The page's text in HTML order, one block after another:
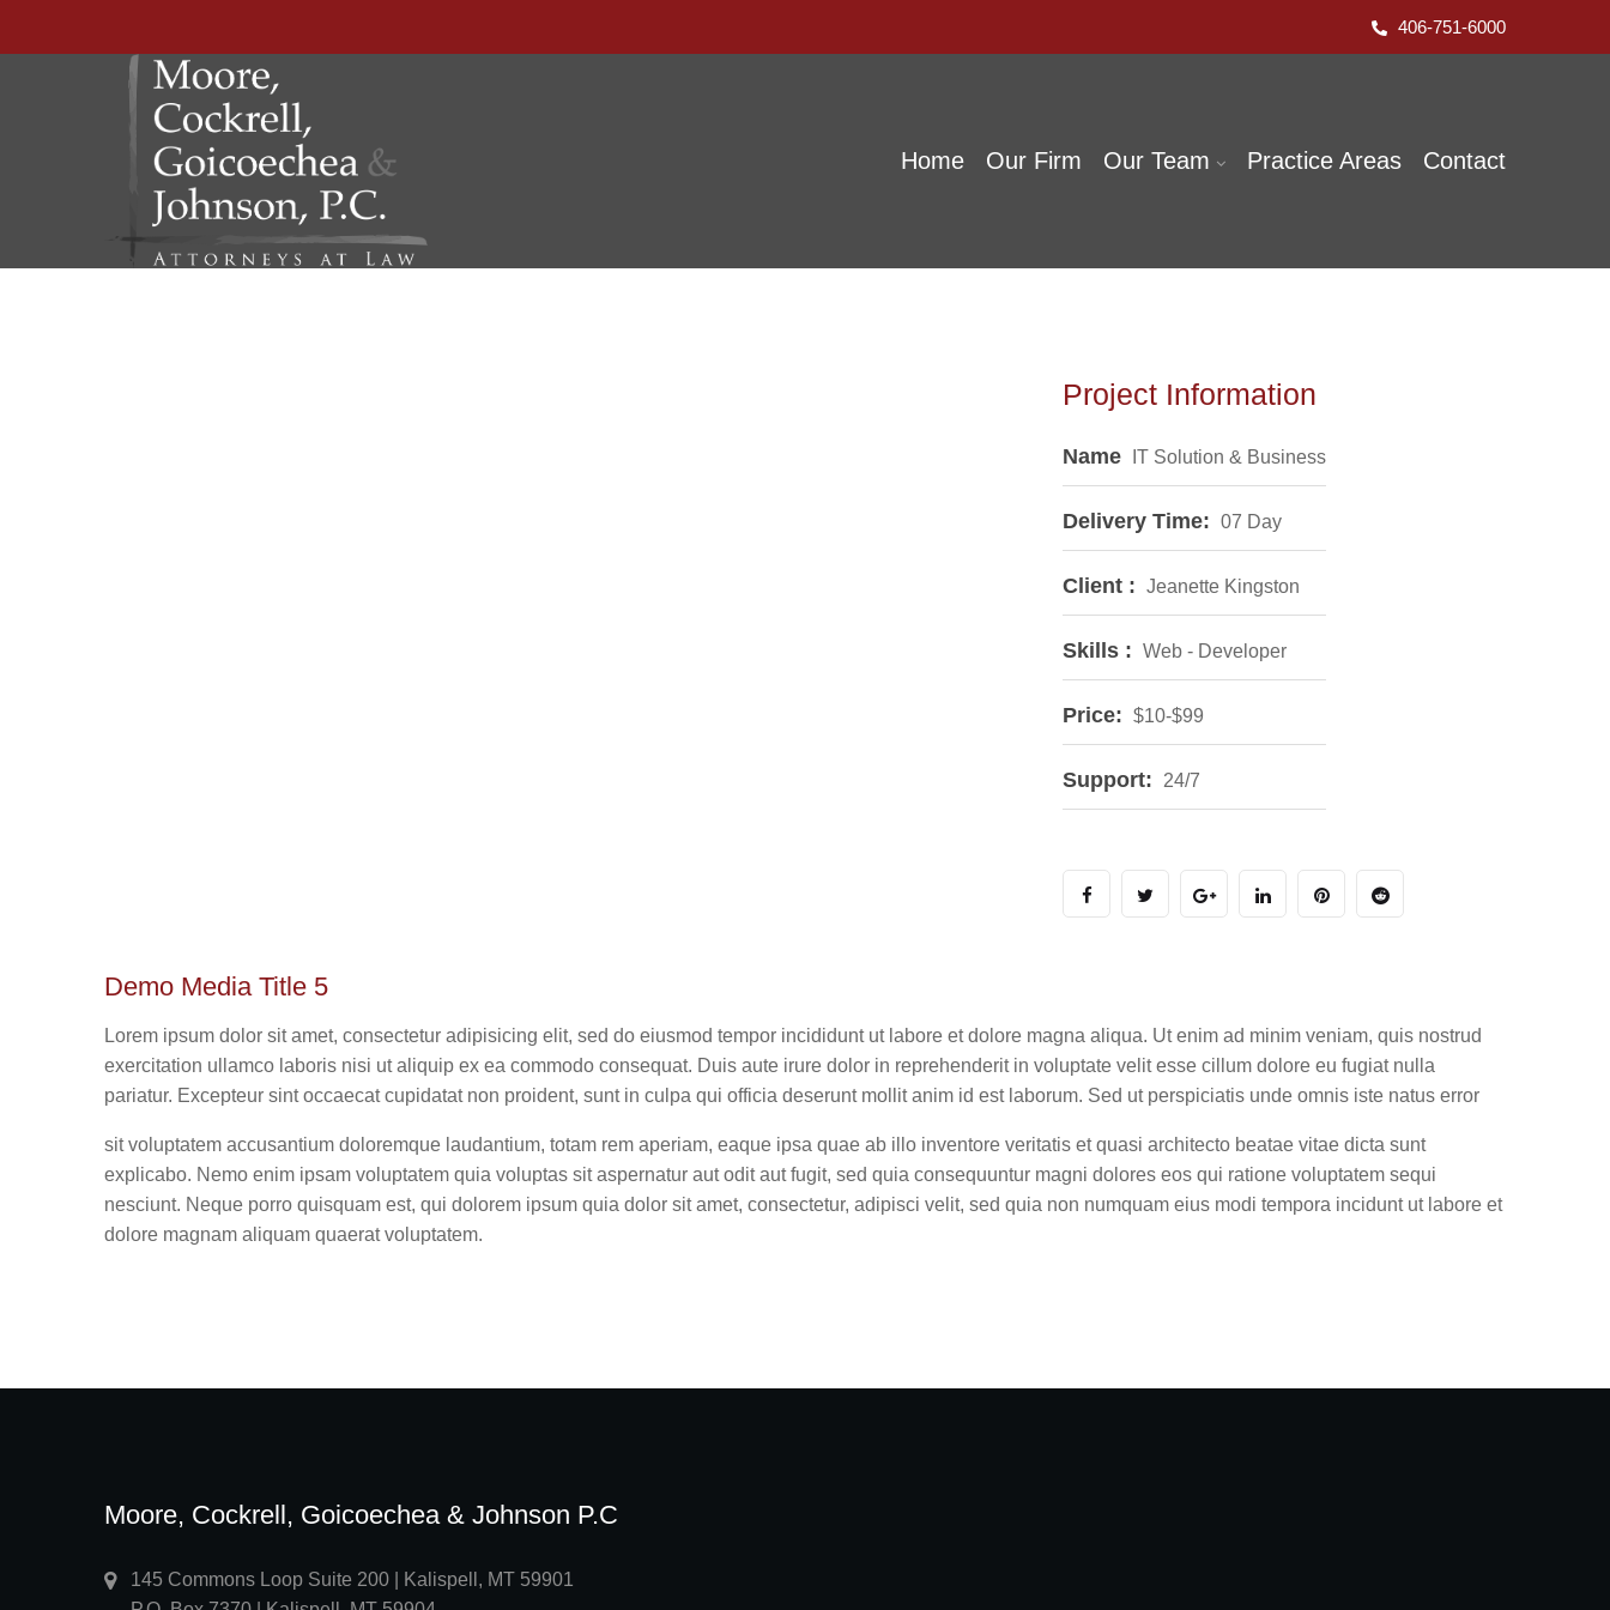
406-751-6000
Home Our Firm Our Team Practice Areas Contact
Project Information
Name IT Solution & Business
Delivery Time: 07 Day
Client : Jeanette Kingston
Skills : Web - Developer
Price: $10-$99
Support: 24/7
Demo Media Title 5
Lorem ipsum dolor sit amet, consectetur adipisicing elit, sed do eiusmod tempor incididunt ut labore et dolore magna aliqua. Ut enim ad minim veniam, quis nostrud
exercitation ullamco laboris nisi ut aliquip ex ea commodo consequat. Duis aute irure dolor in reprehenderit in voluptate velit esse cillum dolore eu fugiat nulla
pariatur. Excepteur sint occaecat cupidatat non proident, sunt in culpa qui officia deserunt mollit anim id est laborum. Sed ut perspiciatis unde omnis iste natus error
sit voluptatem accusantium doloremque laudantium, totam rem aperiam, eaque ipsa quae ab illo inventore veritatis et quasi architecto beatae vitae dicta sunt
explicabo. Nemo enim ipsam voluptatem quia voluptas sit aspernatur aut odit aut fugit, sed quia consequuntur magni dolores eos qui ratione voluptatem sequi
nesciunt. Neque porro quisquam est, qui dolorem ipsum quia dolor sit amet, consectetur, adipisci velit, sed quia non numquam eius modi tempora incidunt ut labore et
dolore magnam aliquam quaerat voluptatem.
Moore, Cockrell, Goicoechea & Johnson P.C
145 Commons Loop Suite 200 | Kalispell, MT 59901